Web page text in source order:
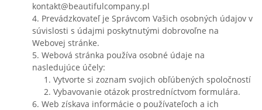
kontakt@beautifulcompany.pl
4. Prevádzkovateľ je Správcom Vašich osobných údajov v
súvislosti s údajmi poskytnutými dobrovoľne na
Webovej stránke.
5. Webová stránka používa osobné údaje na
nasledujúce účely:
1. Vytvorte si zoznam svojich obľúbených spoločností
2. Vybavovanie otázok prostredníctvom formulára.
6. Web získava informácie o používateľoch a ich